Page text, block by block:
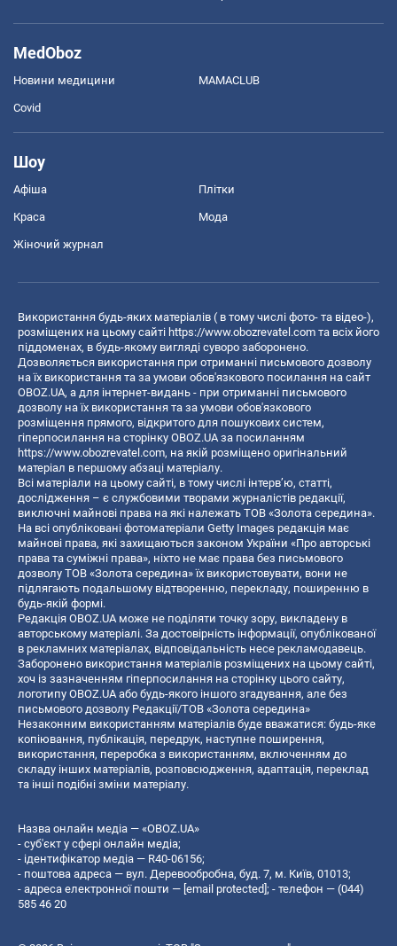
MedOboz
Новини медицини MAMACLUB
Covid
Шоу
Афіша Плітки
Краса Мода
Жіночий журнал
Використання будь-яких матеріалів ( в тому числі фото- та відео-),
розміщених на цьому сайті https://www.obozrevatel.com та всіх його
піддоменах, в будь-якому вигляді суворо заборонено.
Дозволяється використання при отриманні письмового дозволу
на їх використання та за умови обов'язкового посилання на сайт
OBOZ.UA, а для інтернет-видань - при отриманні письмового
дозволу на їх використання та за умови обов'язкового
розміщення прямого, відкритого для пошукових систем,
гіперпосилання на сторінку OBOZ.UA за посиланням
https://www.obozrevatel.com, на якій розміщено оригінальний
матеріал в першому абзаці матеріалу.
Всі матеріали на цьому сайті, в тому числі інтерв’ю, статті,
дослідження – є службовими творами журналістів редакції,
виключні майнові права на які належать ТОВ «Золота середина».
На всі опубліковані фотоматеріали Getty Images редакція має
майнові права, які захищаються законом України «Про авторські
права та суміжні права», ніхто не має права без письмового
дозволу ТОВ «Золота середина» їх використовувати, вони не
підлягають подальшому відтворенню, перекладу, поширенню в
будь-якій формі.
Редакція OBOZ.UA може не поділяти точку зору, викладену в
авторському матеріалі. За достовірність інформації, опублікованої
в рекламних матеріалах, відповідальність несе рекламодавець.
Заборонено використання матеріалів розміщених на цьому сайті,
хоч із зазначенням гіперпосилання на сторінку цього сайту,
логотипу OBOZ.UA або будь-якого іншого згадування, але без
письмового дозволу Редакції/ТОВ «Золота середина»
Незаконним використанням матеріалів буде вважатися: будь-яке
копiювання, публiкацiя, передрук, наступне поширення,
використання, переробка з використанням, включенням до
складу інших матеріалів, розповсюдження, адаптація, переклад
та інші подібні зміни матеріалу.
Назва онлайн медіа — «OBOZ.UA»
- суб'єкт у сфері онлайн медіа;
- ідентифікатор медіа — R40-06156;
- поштова адреса — вул. Деревообробна, буд. 7, м. Київ, 01013;
- адреса електронної пошти — [email protected]; - телефон — (044)
585 46 20